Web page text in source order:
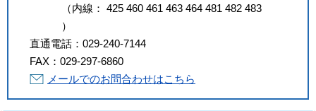
（内線 ： 425 460 461 463 464 481 482 483
）
直通電話： 029-240-7144
FAX： 029-297-6860
メールでのお問合わせはこちら